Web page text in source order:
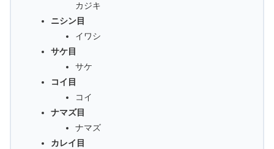
カジキ
ニシン目
イワシ
サケ目
サケ
コイ目
コイ
ナマズ目
ナマズ
カレイ目